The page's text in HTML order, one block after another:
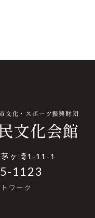
化・スポーツ振興財団
文化会館
ヶ崎1-11-1
1123
ワーク